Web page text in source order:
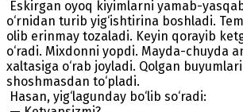
Eskirgan oyoq kiyimlarni yamab-
o‘rnidan turib yig‘ishtirina boshladi.
olib erinmay tozaladi. Keyin qorayib
o‘radi. Mixdonni yopdi. Mayda-chuyda
xaltasiga o‘rab joyladi. Qolgan
shoshmasdan to‘pladi.
Hasan, yig‘lagunday bo‘lib so‘radi: